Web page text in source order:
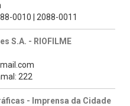
0010 | 2088-0011
S.A. - RIOFILME
222
- Imprensa da Cidade